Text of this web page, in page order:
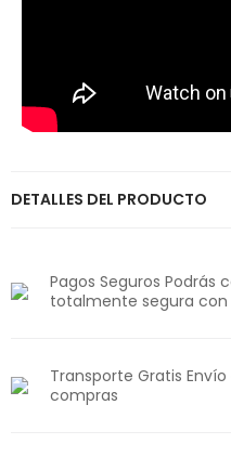
DETALLES DEL PRODUCTO
Pagos Seguros
totalmente segura
Transporte Gratis
compras